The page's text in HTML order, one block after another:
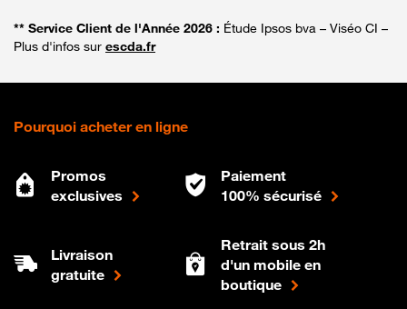
** Service Client de l'Année 2026 : Étude Ipsos bva – Viséo CI –
Plus d'infos sur escda.fr
Pourquoi acheter en ligne
Promos
exclusives
Paiement
100% sécurisé
Livraison
gratuite
Retrait sous 2h
d'un mobile en
boutique